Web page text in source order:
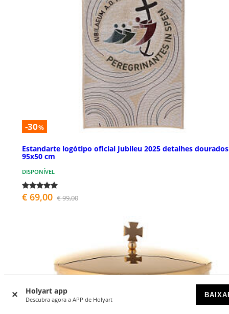
Holyart app
Descubra agora a APP de Holyart
-30%
Estandarte logótipo oficial Jubileu 2025 detalhes dourados
95x50 cm
DISPONÍVEL
€ 69,00 € 99,00